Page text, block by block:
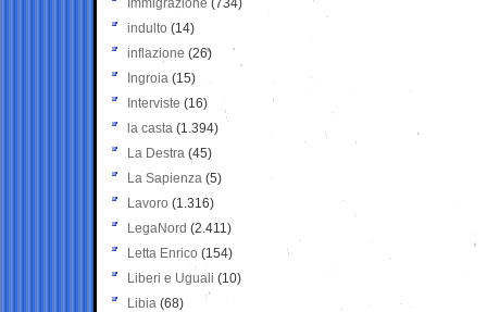
Immigrazione (734)
indulto (14)
inflazione (26)
Ingroia (15)
Interviste (16)
la casta (1.394)
La Destra (45)
La Sapienza (5)
Lavoro (1.316)
LegaNord (2.411)
Letta Enrico (154)
Liberi e Uguali (10)
Libia (68)